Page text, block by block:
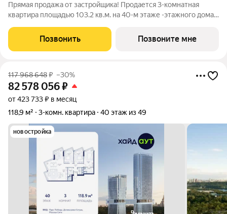
Прямая продажа от застройщика! Продается 3-комнатная
квартира площадью 103.2 кв.м. на 40-м этаже -этажного дома
Победы, Долина реки Сетунь, МГУ, Москва-Сити, Воробьевы
горы. Высота потолков 3,25 м.
Позвонить Позвоните мне
117 968 648₽ –30%
82 578 056₽
от 423 733 ₽ в месяц
118,9 м²
3-комн. квартира 40 этаж из 49
новостройка